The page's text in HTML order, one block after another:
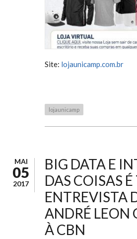
Site: lojaunicamp.com.br
lojaunicamp
MAI
05
2017
BIG DATA E
DAS COISAS
ENTREVISTA
ANDRÉ LEON
À CBN